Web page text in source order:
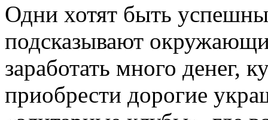
Одни хотят быть
подсказывают
заработать много денег,
приобрести дорогие